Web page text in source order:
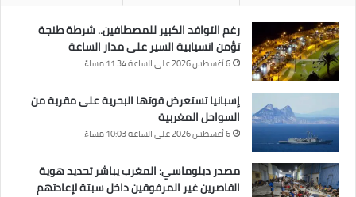
رغم التوافد الكبير للمصطافين.. شرطة طنجة
تؤمن انسيابية السير على مدار الساعة
6 أغسطس 2026 على الساعة 11:34 مساءً
إسبانيا تستعرض قوتها البحرية على مقربة من
السواحل المغربية
6 أغسطس 2026 على الساعة 10:03 مساءً
مصدر دبلوماسي: المغرب يباشر تحديد هوية
القاصرين غير المرفوقين داخل سبتة لإعادتهم